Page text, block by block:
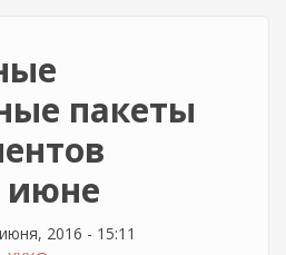
пакеты
2016 - 15:11